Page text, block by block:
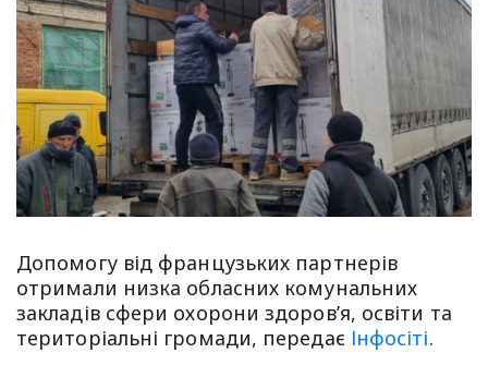
Допомогу від французьких партнерів
отримали низка обласних комунальних
закладів сфери охорони здоров’я, освіти та
територіальні громади, передає Інфосіті.